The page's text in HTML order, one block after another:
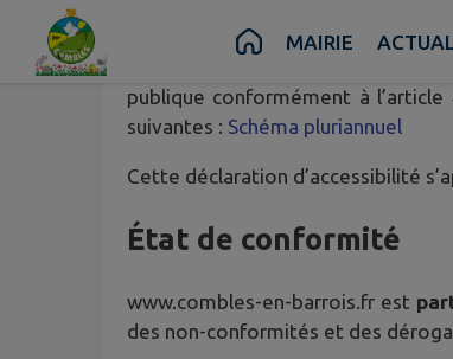
Contenu Recherche Pied de
MAIRIE
publique conformément à
suivantes : Schéma pluriannuel
Cette déclaration d’accessibilité
État de conformité
www.combles-en-barrois.fr est
des non-conformités et des